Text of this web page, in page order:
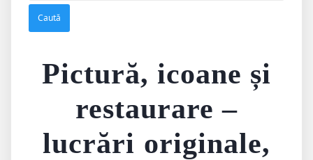
Pictură, icoane și
restaurare –
lucrări originale,